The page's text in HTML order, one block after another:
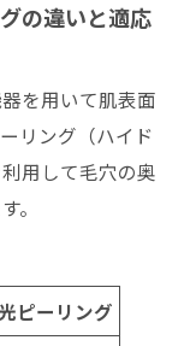
の違いと適応
を用いて肌表面
リング（ハイド
用して毛穴の奥
。
ピーリング